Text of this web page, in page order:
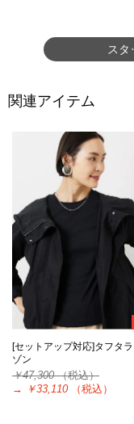
スタ
関連アイテム
[セットアップ対応]タフタ
ゾン
￥47,300（税込）
→
￥33,110 （税込）